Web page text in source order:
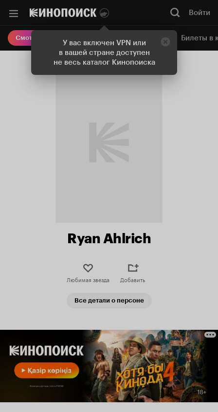
У вас включен VPN или
в вашей стране доступен
не весь каталог Кинопоиска
Войти
Смотреть кино Онлайн-кинотеатр Билеты в
Ryan Ahlrich
Любимая звезда Добавить
Все детали о персоне